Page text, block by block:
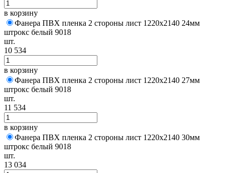
в корзину
Фанера ПВХ пленка 2 стороны лист 1220х2140 24мм
штрокс белый 9018
шт.
10 534
в корзину
Фанера ПВХ пленка 2 стороны лист 1220х2140 27мм
штрокс белый 9018
шт.
11 534
в корзину
Фанера ПВХ пленка 2 стороны лист 1220х2140 30мм
штрокс белый 9018
шт.
13 034